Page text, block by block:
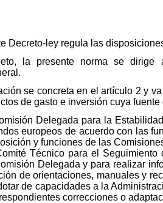
Decreto-ley regula las
la presente norma se dirige
se concreta en el artículo 2 y
de gasto e inversión cuya
Delegada para la
europeos de acuerdo con las
y funciones de las
Técnico para el
Delegada y para realizar
de orientaciones, manuales y
de capacidades a la
correcciones o